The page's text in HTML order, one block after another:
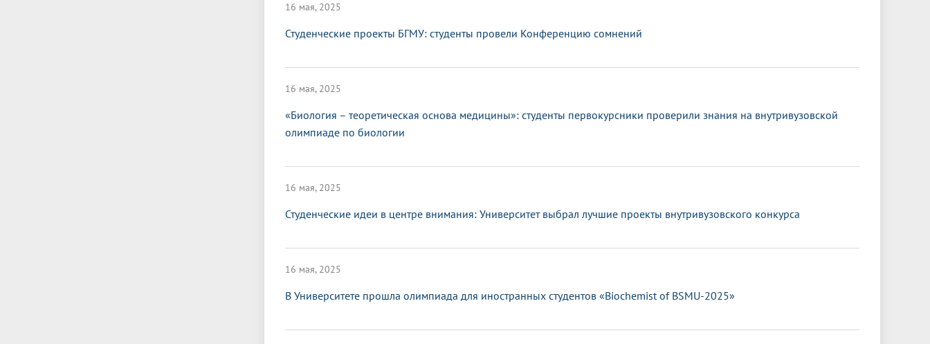
16 мая, 2025
Студенческие проекты БГМУ: студенты провели Конференцию сомнений
16 мая, 2025
«Биология – теоретическая основа медицины»: студенты первокурсники проверили знания на внутривузовской
олимпиаде по биологии
16 мая, 2025
Студенческие идеи в центре внимания: Университет выбрал лучшие проекты внутривузовского конкурса
16 мая, 2025
В Университете прошла олимпиада для иностранных студентов «Biochemist of BSMU-2025»